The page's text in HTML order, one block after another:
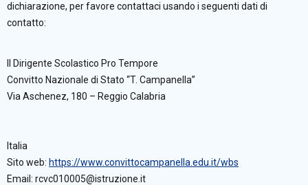
dichiarazione, per favore contattaci usando i seguenti dati di
contatto:
Il Dirigente Scolastico Pro Tempore
Convitto Nazionale di Stato “T. Campanella”
Via Aschenez, 180 – Reggio Calabria
Italia
Sito web: https://www.convittocampanella.edu.it/wbs
Email: rcvc010005@istruzione.it